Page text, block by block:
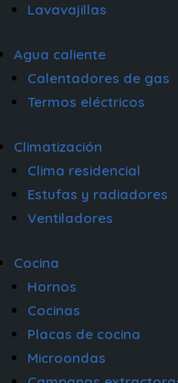
Lavavajillas
Agua caliente
Calentadores de gas
Termos eléctricos
Climatización
Clima residencial
Estufas y radiadores
Ventiladores
Cocina
Hornos
Cocinas
Placas de cocina
Microondas